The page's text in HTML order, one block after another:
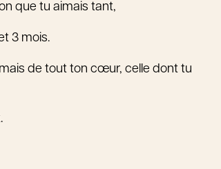
que tu aimais tant,
3 mois.
de tout ton cœur, celle dont tu